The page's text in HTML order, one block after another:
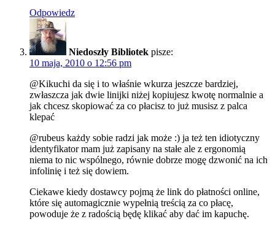
Odpowiedz
Niedoszły Bibliotek pisze:
10 maja, 2010 o 12:56 pm
@Kikuchi da się i to właśnie wkurza jeszcze bardziej,
zwłaszcza jak dwie linijki niżej kopiujesz kwotę normalnie a
jak chcesz skopiować za co płacisz to już musisz z palca
klepać
@rubeus każdy sobie radzi jak może :) ja też ten idiotyczny
identyfikator mam już zapisany na stałe ale z ergonomią
niema to nic wspólnego, równie dobrze mogę dzwonić na ich
infolinię i też się dowiem.
Ciekawe kiedy dostawcy pojmą że link do płatności online,
które się automagicznie wypełnią treścią za co płacę,
powoduje że z radością będę klikać aby dać im kapuchę.